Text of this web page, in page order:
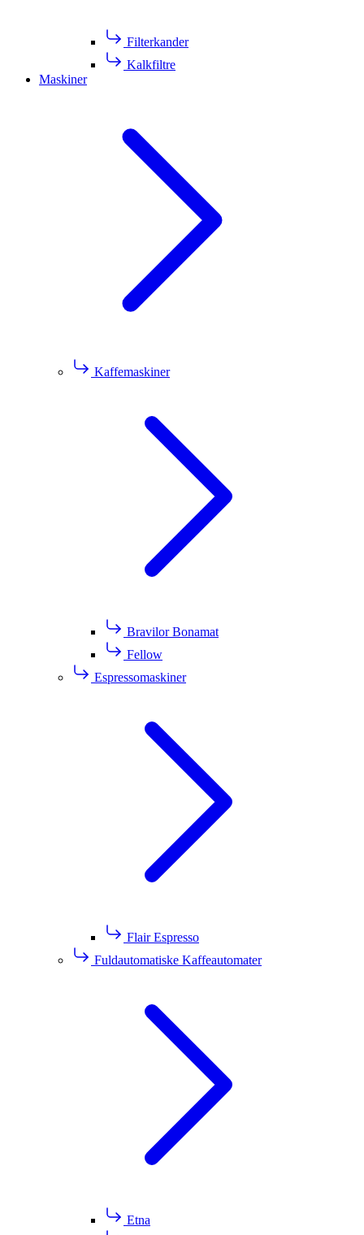
Filterkander
Kalkfiltre
Maskiner
Kaffemaskiner
Bravilor Bonamat
Fellow
Espressomaskiner
Flair Espresso
Fuldautomatiske Kaffeautomater
Etna